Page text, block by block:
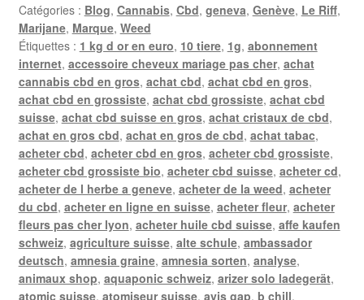
Catégories : Blog, Cannabis, Cbd, geneva, Genève, Le Riff,
Marijane, Marque, Weed
Étiquettes : 1 kg d or en euro, 10 tiere, 1g, abonnement
internet, accessoire cheveux mariage pas cher, achat
cannabis cbd en gros, achat cbd, achat cbd en gros,
achat cbd en grossiste, achat cbd grossiste, achat cbd
suisse, achat cbd suisse en gros, achat cristaux de cbd,
achat en gros cbd, achat en gros de cbd, achat tabac,
acheter cbd, acheter cbd en gros, acheter cbd grossiste,
acheter cbd grossiste bio, acheter cbd suisse, acheter cd,
acheter de l herbe a geneve, acheter de la weed, acheter
du cbd, acheter en ligne en suisse, acheter fleur, acheter
fleurs pas cher lyon, acheter huile cbd suisse, affe kaufen
schweiz, agriculture suisse, alte schule, ambassador
deutsch, amnesia graine, amnesia sorten, analyse,
animaux shop, aquaponic schweiz, arizer solo ladegerät,
atomic suisse, atomiseur suisse, avis gap, b chill,